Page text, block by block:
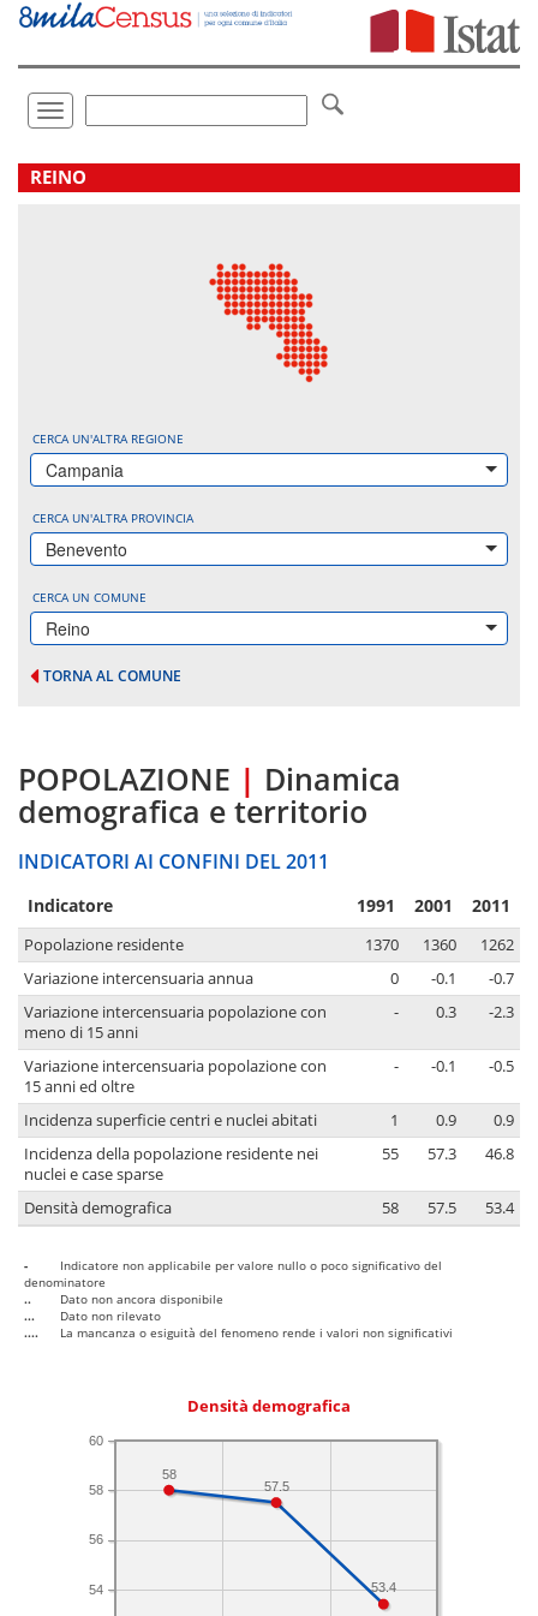
Vai
direttamente
Toggle
navigation
.
REINO
CERCA UN'ALTRA REGIONE
Campania
CERCA UN'ALTRA PROVINCIA
Benevento
CERCA UN COMUNE
Reino
TORNA AL COMUNE
POPOLAZIONE | Dinamica
demografica e territorio
INDICATORI AI CONFINI DEL 2011
Indicatore 1991 2001 2011
Popolazione residente 1370 1360
1262
Variazione intercensuaria annua
0 -0.1
-0.7
Variazione intercensuaria popolazione con
meno di 15 anni
- 0.3 -2.3
Variazione intercensuaria popolazione con
15 anni ed oltre
- -0.1 -0.5
Incidenza superficie centri e nuclei abitati 1 0.9
0.9
Incidenza della popolazione residente nei
nuclei e case sparse
55 57.3 46.8
Densità demografica 58 57.5 53.4
-
Indicatore non applicabile per valore nullo o poco significativo del
denominatore
..
Dato non ancora disponibile
...
Dato non rilevato
....
La mancanza o esiguità del fenomeno rende i valori non significativi
Densità demografica
54
56
58
60
53.4
57.5
58